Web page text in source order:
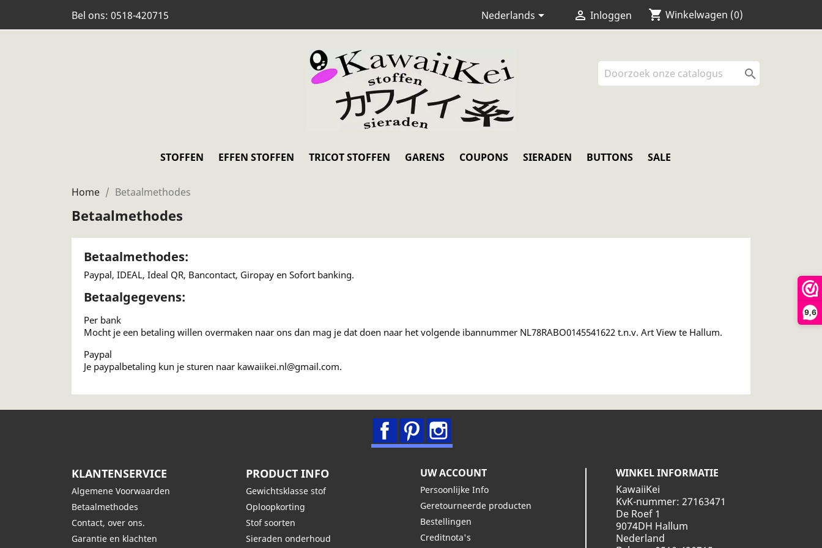
9,6
Bel ons: 0518-420715 Nederlands  Inloggen shopping_cart Winkelwagen (0)
STOFFEN EFFEN STOFFEN TRICOT STOFFEN GARENS COUPONS SIERADEN BUTTONS SALE

Home Betaalmethodes
Betaalmethodes
Betaalmethodes:
Paypal, IDEAL, Ideal QR, Bancontact, Giropay en Sofort banking.
Betaalgegevens:
Per bank
Mocht je een betaling willen overmaken naar ons dan mag je dat doen naar het volgende ibannummer NL78RABO0145541622 t.n.v. Art View te Hallum.
Paypal
Je paypalbetaling kun je sturen naar kawaiikei.nl@gmail.com.
FacebookPinterest
KLANTENSERVICE
Algemene Voorwaarden
Betaalmethodes
Contact, over ons.
Garantie en klachten
PRODUCT INFO
Gewichtsklasse stof
Oploopkorting
Stof soorten
Sieraden onderhoud
UW ACCOUNT
Persoonlijke Info
Geretourneerde producten
Bestellingen
Creditnota's
WINKEL INFORMATIE
KawaiiKei
KvK-nummer: 27163471
De Roef 1
9074DH Hallum
Nederland